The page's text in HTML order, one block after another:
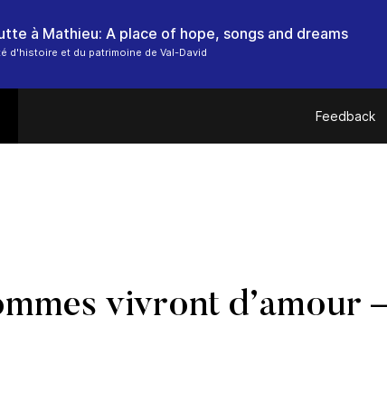
d'histoire et du patrimoine de Val-David
Feedback
vivront d’amour